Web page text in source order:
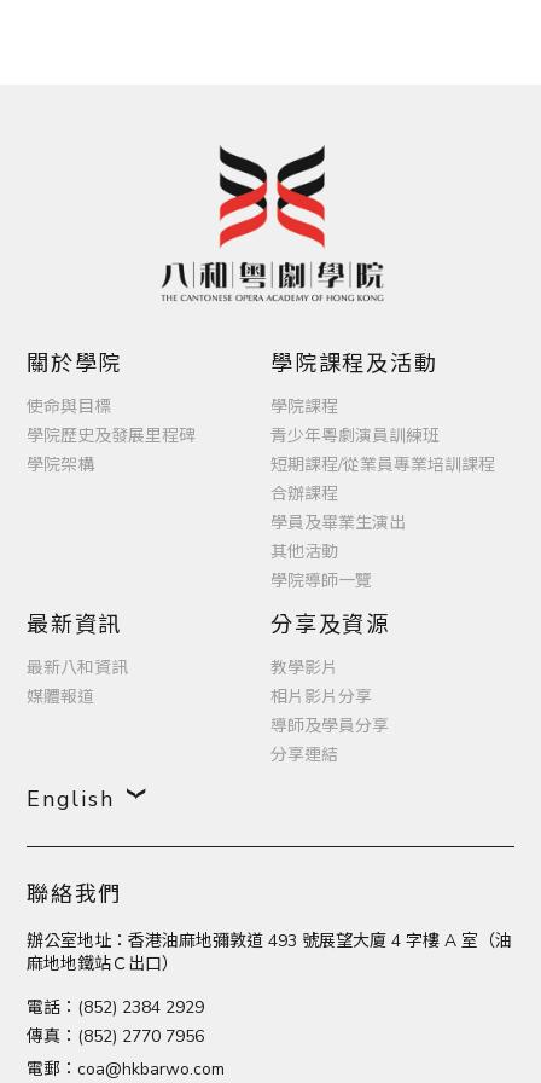
關於學院
使命與目標
學院歷史及發展里程碑
學院架構
學院課程及活動
學院課程
青少年粵劇演員訓練班
短期課程/從業員專業培訓課程
合辦課程
學員及畢業生演出
其他活動
學院導師一覽
最新資訊
最新八和資訊
媒體報道
分享及資源
教學影片
相片影片分享
導師及學員分享
分享連結
English
聯絡我們
辦公室地址：香港油麻地彌敦道 493 號展望大廈 4 字樓 A 室（油
麻地地鐵站Ｃ出口）
電話：(852) 2384 2929
傳真：(852) 2770 7956
電郵： coa@hkbarwo.com